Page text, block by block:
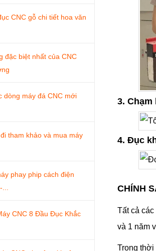
CNC gỗ chi tiết hoa văn
đặc biệt nhất của CNC
dòng máy đá CNC mới
tham khảo và mua máy
phay phip cách điện
CNC 8 Đầu Đục Khắc
3.
4. Đục
CHÍNH
Tất cả
và 1 năm
Trong thời